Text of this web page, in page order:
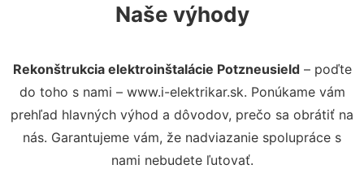
Naše výhody
Rekonštrukcia elektroinštalácie Potzneusield– poďte
do toho s nami – www.i-elektrikar.sk. Ponúkame vám
prehľad hlavných výhod a dôvodov, prečo sa obrátiť na
nás. Garantujeme vám, že nadviazanie spolupráce s
nami nebudete ľutovať.